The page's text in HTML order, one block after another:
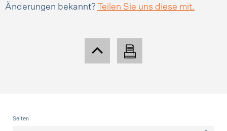
Änderungen bekannt?
Teilen Sie uns diese mit.
Fusszeile
Seiten